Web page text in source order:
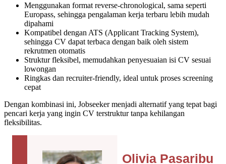
Menggunakan format reverse-chronological, sama seperti
Europass, sehingga pengalaman kerja terbaru lebih mudah
dipahami
Kompatibel dengan ATS (Applicant Tracking System),
sehingga CV dapat terbaca dengan baik oleh sistem
rekrutmen otomatis
Struktur fleksibel, memudahkan penyesuaian isi CV sesuai
lowongan
Ringkas dan recruiter-friendly, ideal untuk proses screening
cepat
Dengan kombinasi ini, Jobseeker menjadi alternatif yang tepat bagi
pencari kerja yang ingin CV terstruktur tanpa kehilangan
fleksibilitas.